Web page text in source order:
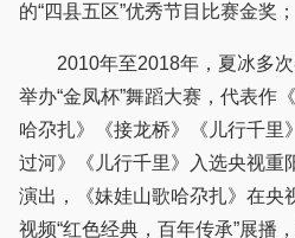
的“四县五区”优秀节目比赛金奖；
2010年至2018年，夏冰多次
举办“金凤杯”舞蹈大赛，代表作
哈尕扎》《接龙桥》《儿行千里
过河》《儿行千里》入选央视重
演出，《妹娃山歌哈尕扎》在央
视频“红色经典，百年传承”展播